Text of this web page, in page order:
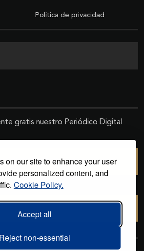
on our site to enhance your user
personalized content, and
Cookie Policy.
Accept all
Reject non-essential
Política de privacidad
gratis nuestro Periódico Digital
SUSCRIBIRSE